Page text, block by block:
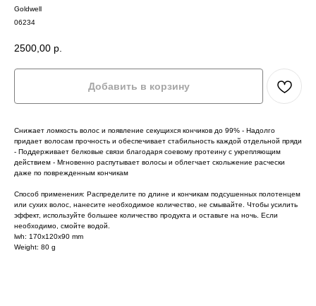
Goldwell
06234
2500,00 р.
Добавить в корзину
Снижает ломкость волос и появление секущихся кончиков до 99% - Надолго
придает волосам прочность и обеспечивает стабильность каждой отдельной пряди
- Поддерживает белковые связи благодаря соевому протеину с укрепляющим
действием - Мгновенно распутывает волосы и облегчает скольжение расчески
даже по поврежденным кончикам
Способ применения: Распределите по длине и кончикам подсушенных полотенцем
или сухих волос, нанесите необходимое количество, не смывайте. Чтобы усилить
эффект, используйте большее количество продукта и оставьте на ночь. Если
необходимо, смойте водой.
lwh: 170x120x90 mm
Weight: 80 g